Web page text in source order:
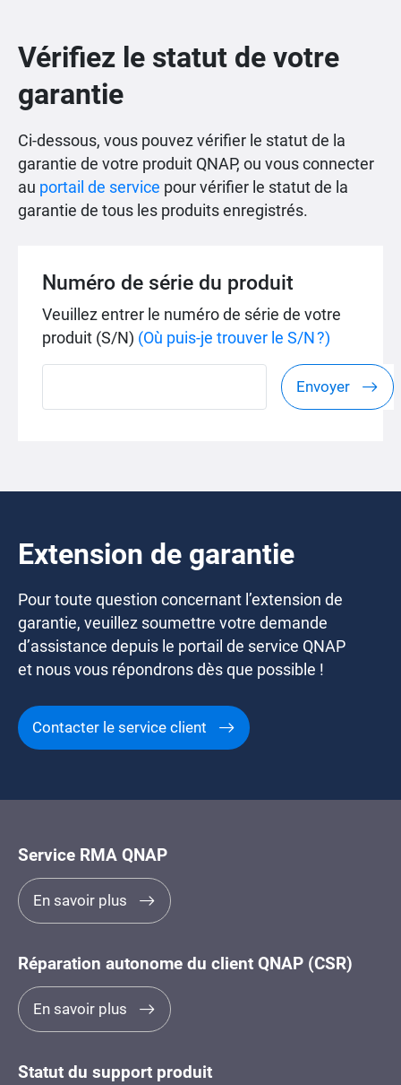
Vérifiez le statut de votre
garantie
Ci-dessous, vous pouvez vérifier le statut de la
garantie de votre produit QNAP, ou vous connecter
au portail de service pour vérifier le statut de la
garantie de tous les produits enregistrés.
Numéro de série du produit
Veuillez entrer le numéro de série de votre
produit (S/N) (Où puis-je trouver le S/N ?)
Envoyer
Extension de garantie
Pour toute question concernant l’extension de
garantie, veuillez soumettre votre demande
d’assistance depuis le portail de service QNAP
et nous vous répondrons dès que possible !
Contacter le service client
Service RMA QNAP
En savoir plus
Réparation autonome du client QNAP (CSR)
En savoir plus
Statut du support produit